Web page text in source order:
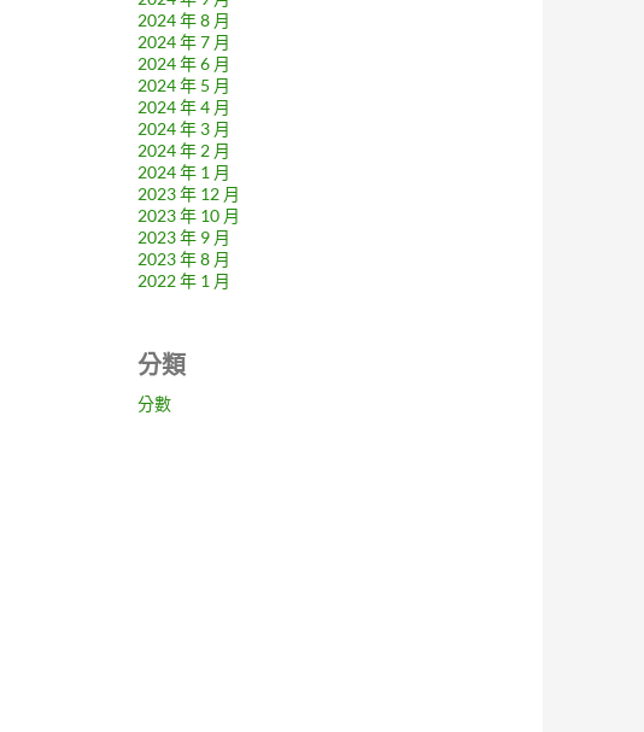
2024 年 8 月
2024 年 7 月
2024 年 6 月
2024 年 5 月
2024 年 4 月
2024 年 3 月
2024 年 2 月
2024 年 1 月
2023 年 12 月
2023 年 10 月
2023 年 9 月
2023 年 8 月
2022 年 1 月
分類
分數